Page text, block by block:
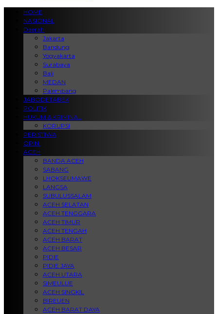
HOME
NASIONAL
Daerah
Jakarta
Bandung
Yogyakarta
Surabaya
Bali
MEDAN
Palembang
JABODETABEK
POLITIK
HUKUM & KRIMINAL
KORUPSI
PERISTIWA
OPINI
ACEH
BANDA ACEH
SABANG
LHOKSEUMAWE
LANGSA
SUBULUSSALAM
ACEH SELATAN
ACEH TENGGARA
ACEH TIMUR
ACEH TENGAH
ACEH BARAT
ACEH BESAR
PIDIE
PIDIE JAYA
ACEH UTARA
SIMEULUE
ACEH SINGKIL
BIREUEN
ACEH BARAT DAYA